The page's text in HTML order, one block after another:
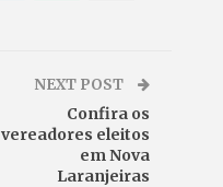
NEXT POST
Confira os
vereadores eleitos
em Nova
Laranjeiras